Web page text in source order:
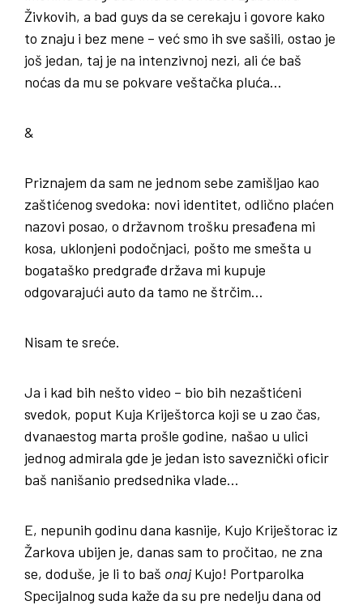
Živkovih, a bad guys da se cerekaju i govore kako
to znaju i bez mene – već smo ih sve sašili, ostao je
još jedan, taj je na intenzivnoj nezi, ali će baš
noćas da mu se pokvare veštačka pluća…
&
Priznajem da sam ne jednom sebe zamišljao kao
zaštićenog svedoka: novi identitet, odlično plaćen
nazovi posao, o državnom trošku presađena mi
kosa, uklonjeni podočnjaci, pošto me smešta u
bogataško predgrađe država mi kupuje
odgovarajući auto da tamo ne štrčim…
Nisam te sreće.
Ja i kad bih nešto video – bio bih nezaštićeni
svedok, poput Kuja Kriještorca koji se u zao čas,
dvanaestog marta prošle godine, našao u ulici
jednog admirala gde je jedan isto saveznički oficir
baš nanišanio predsednika vlade…
E, nepunih godinu dana kasnije, Kujo Kriještorac iz
Žarkova ubijen je, danas sam to pročitao, ne zna
se, doduše, je li to baš onaj Kujo! Portparolka
Specijalnog suda kaže da su pre nedelju dana od